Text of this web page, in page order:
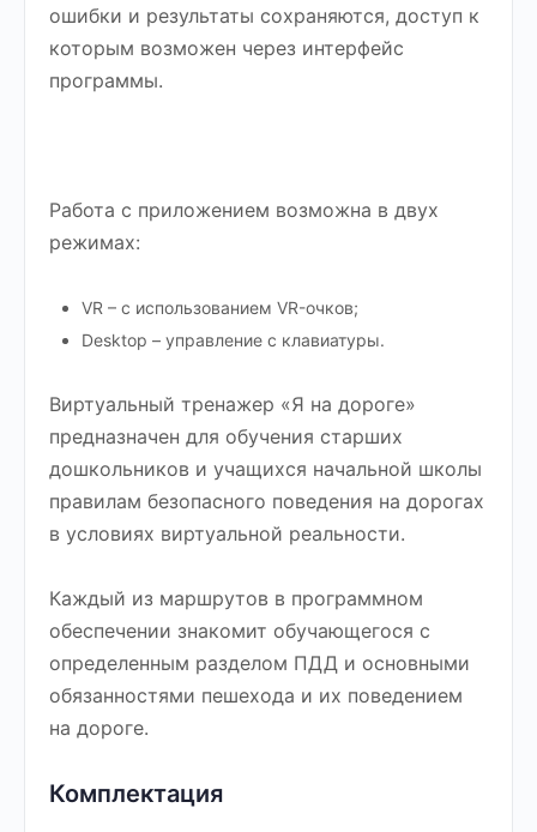
ошибки и результаты сохраняются, доступ к
которым возможен через интерфейс
программы.
Работа с приложением возможна в двух
режимах:
VR – с использованием VR-очков;
Desktop – управление с клавиатуры.
Виртуальный тренажер «Я на дороге»
предназначен для обучения старших
дошкольников и учащихся начальной школы
правилам безопасного поведения на дорогах
в условиях виртуальной реальности.
Каждый из маршрутов в программном
обеспечении знакомит обучающегося с
определенным разделом ПДД и основными
обязанностями пешехода и их поведением
на дороге.
Комплектация